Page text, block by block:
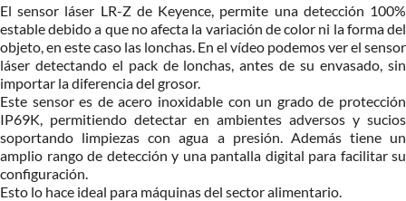
El sensor láser LR-Z de Keyence, permite una detección 100%
estable debido a que no afecta la variación de color ni la forma del
objeto, en este caso las lonchas. En el vídeo podemos ver el sensor
láser detectando el pack de lonchas, antes de su envasado, sin
importar la diferencia del grosor.
Este sensor es de acero inoxidable con un grado de protección
IP69K, permitiendo detectar en ambientes adversos y sucios
soportando limpiezas con agua a presión. Además tiene un
amplio rango de detección y una pantalla digital para facilitar su
configuración.
Esto lo hace ideal para máquinas del sector alimentario.